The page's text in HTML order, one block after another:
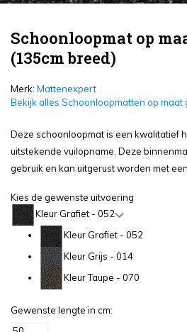
Schoonloopmat op
(135cm breed)
Merk: Mattenexpert
Bekijk alles Schoonloopmatten op maat
Deze schoonloopmat is een kwalitatief
uitstekende vuilopname. Deze
gebruik en kan uitgerust worden met
Kies de gewenste uitvoering
Kleur Grafiet - 052
Kleur Grafiet - 052
Kleur Grijs - 014
Kleur Taupe - 070
Gewenste lengte in cm: